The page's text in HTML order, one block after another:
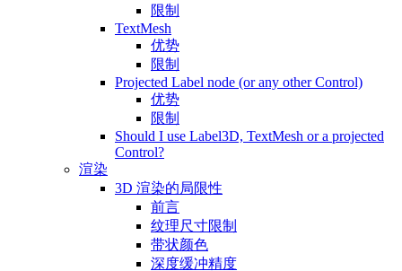
限制
TextMesh
优势
限制
Projected Label node (or any other Control)
优势
限制
Should I use Label3D, TextMesh or a projected
Control?
渲染
3D 渲染的局限性
前言
纹理尺寸限制
带状颜色
深度缓冲精度